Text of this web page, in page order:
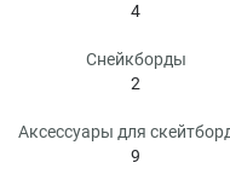
4
Снейкборды
2
Аксессуары для
9